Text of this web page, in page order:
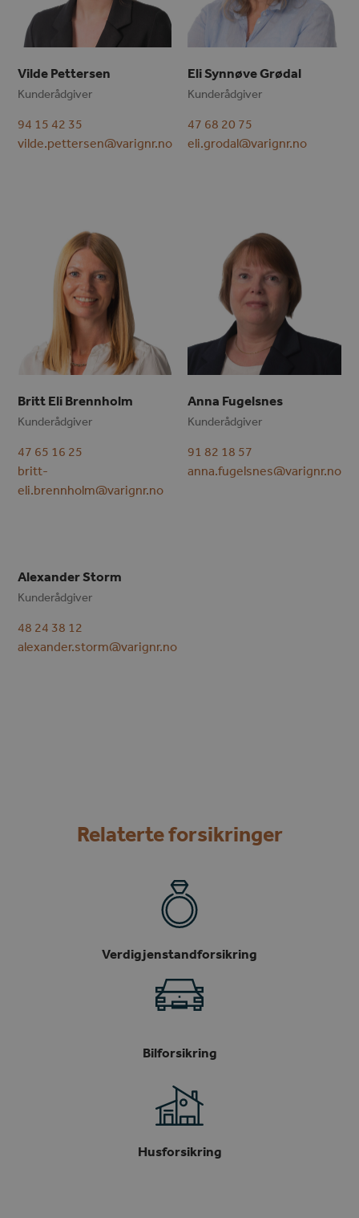
Vilde Pettersen
Kunderådgiver
94 15 42 35
vilde.pettersen@varignr.no
Eli Synnøve Grødal
Kunderådgiver
47 68 20 75
eli.grodal@varignr.no
Britt Eli Brennholm
Kunderådgiver
47 65 16 25
britt-
eli.brennholm@varignr.no
Anna Fugelsnes
Kunderådgiver
91 82 18 57
anna.fugelsnes@varignr.no
Alexander Storm
Kunderådgiver
48 24 38 12
alexander.storm@varignr.no
Relaterte forsikringer
Verdigjenstandforsikring
Bilforsikring
Husforsikring